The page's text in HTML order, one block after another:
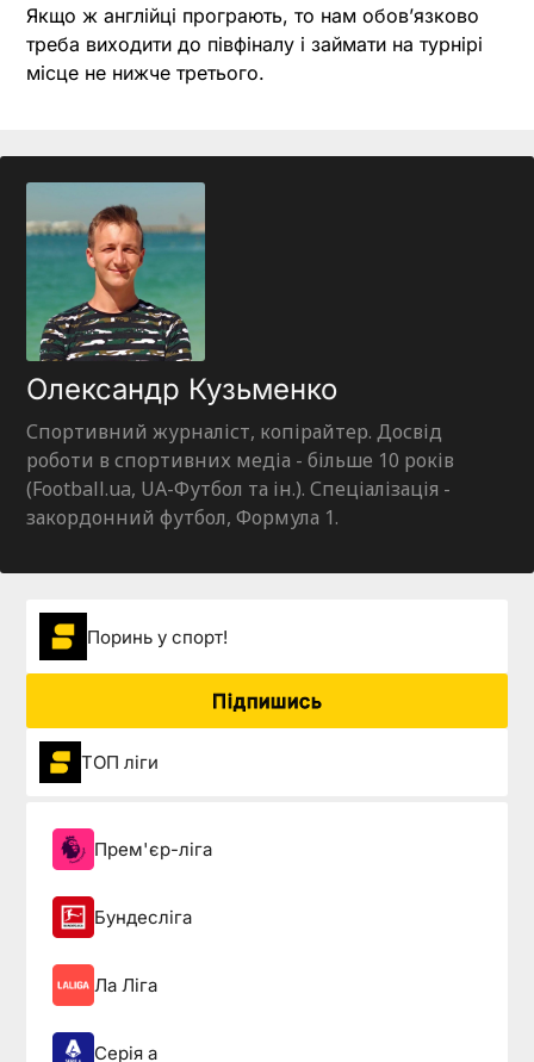
Якщо ж англійці програють, то нам обов’язково
треба виходити до півфіналу і займати на турнірі
місце не нижче третього.
Олександр Кузьменко
Спортивний журналіст, копірайтер. Досвід
роботи в спортивних медіа - більше 10 років
(Football.ua, UA-Футбол та ін.). Спеціалізація -
закордонний футбол, Формула 1.
Поринь у спорт!
Підпишись
ТОП ліги
Прем'єр-ліга
Бундесліга
Ла Ліга
Серія а